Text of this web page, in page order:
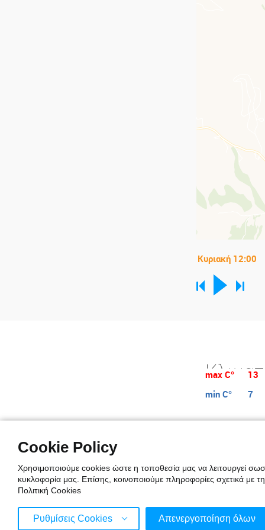
max C° 13
min C°
7
είναι πάνω από
Cookie Policy
Χρησιμοποιούμε cookies ώστε η τοποθεσία μας να λειτουργεί
κυκλοφορία μας. Επίσης, κοινοποιούμε πληροφορίες σχετικά
Πολιτική Cookies
Ρυθμίσεις Cookies Απενεργοποίηση όλων